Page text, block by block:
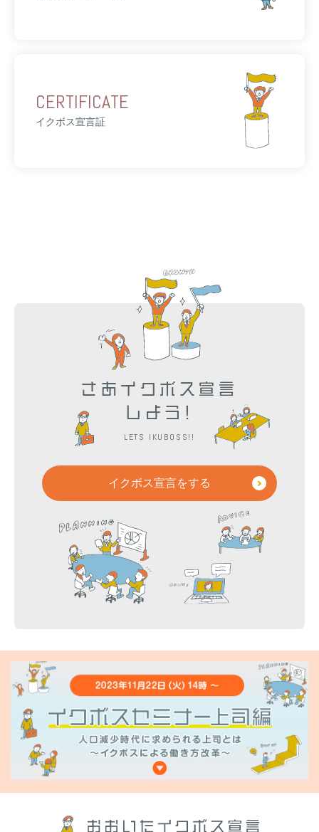
CERTIFICATE
イクボス宣言証
さあイクボス宣言
しよう!
LETS IKUBOSS!!
イクボス宣言をする